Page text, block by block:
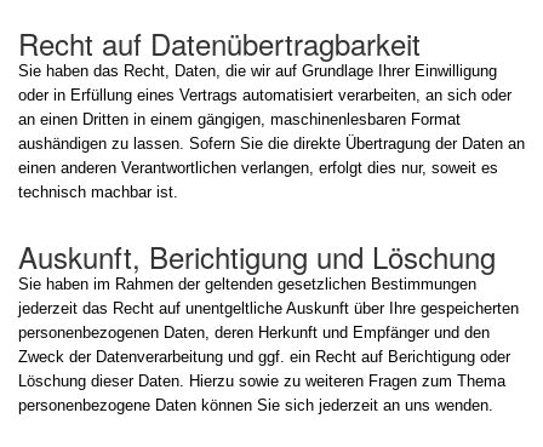
Recht auf Daten­übertrag­barkeit
Sie haben das Recht, Daten, die wir auf Grundlage Ihrer Einwilligung
oder in Erfüllung eines Vertrags automatisiert verarbeiten, an sich oder
an einen Dritten in einem gängigen, maschinenlesbaren Format
aushändigen zu lassen. Sofern Sie die direkte Übertragung der Daten an
einen anderen Verantwortlichen verlangen, erfolgt dies nur, soweit es
technisch machbar ist.
Auskunft, Berichtigung und Löschung
Sie haben im Rahmen der geltenden gesetzlichen Bestimmungen
jederzeit das Recht auf unentgeltliche Auskunft über Ihre gespeicherten
personenbezogenen Daten, deren Herkunft und Empfänger und den
Zweck der Datenverarbeitung und ggf. ein Recht auf Berichtigung oder
Löschung dieser Daten. Hierzu sowie zu weiteren Fragen zum Thema
personenbezogene Daten können Sie sich jederzeit an uns wenden.